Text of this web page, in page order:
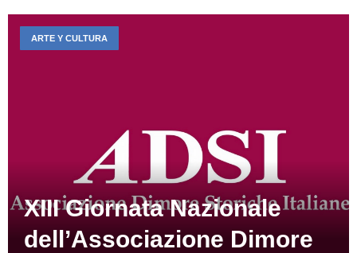
XIII Giornata Nazionale
dell’Associazione Dimore
ARTE Y CULTURA